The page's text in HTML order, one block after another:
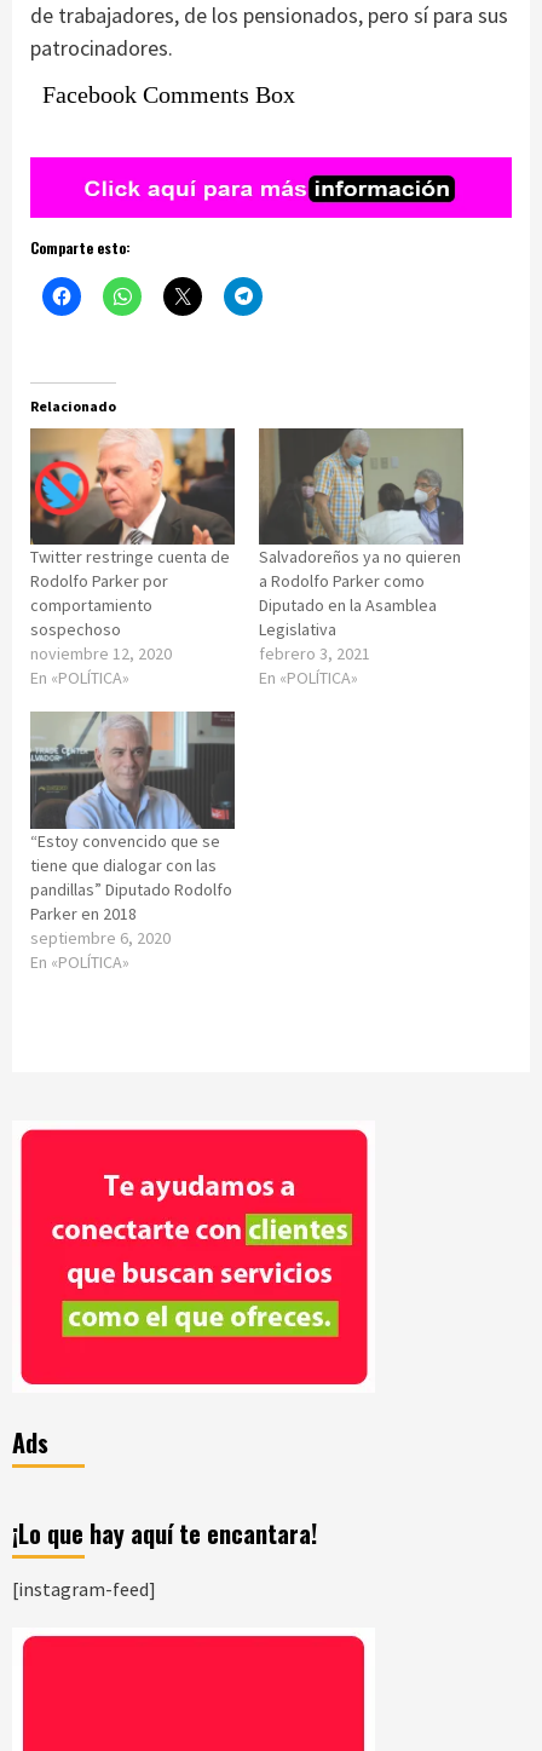
de trabajadores, de los pensionados, pero sí para sus
patrocinadores.
Facebook Comments Box
Comparte esto:
Relacionado
Twitter restringe cuenta de
Rodolfo Parker por
comportamiento
sospechoso
noviembre 12, 2020
En «POLÍTICA»
Salvadoreños ya no quieren
a Rodolfo Parker como
Diputado en la Asamblea
Legislativa
febrero 3, 2021
En «POLÍTICA»
“Estoy convencido que se
tiene que dialogar con las
pandillas” Diputado Rodolfo
Parker en 2018
septiembre 6, 2020
En «POLÍTICA»
Ads
¡Lo que hay aquí te encantara!
[instagram-feed]